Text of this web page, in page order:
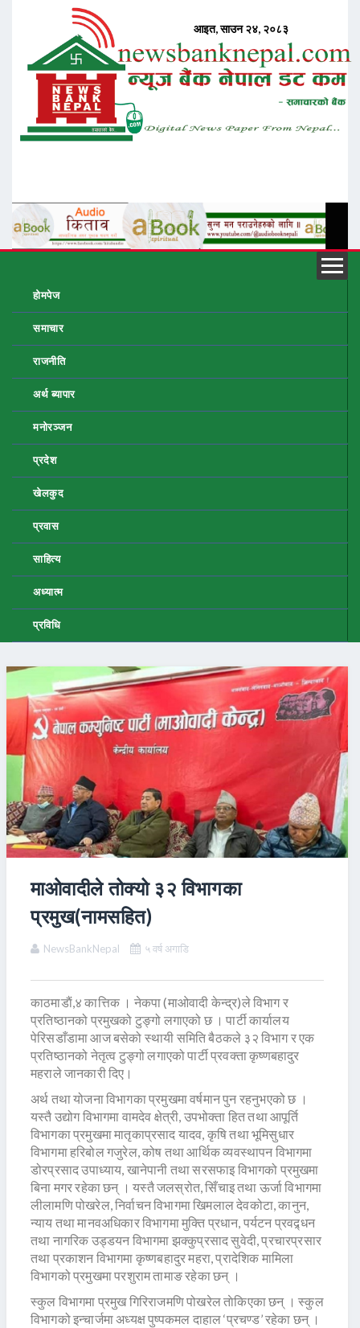
होमपेज
समाचार
राजनीति
अर्थ ब्यापार
मनोरञ्जन
प्रदेश
खेलकुद
प्रवास
साहित्य
अध्यात्म
प्रविधि
माओवादीले तोक्यो ३२ विभागका
प्रमुख(नामसहित)
NewsBankNepal ५ वर्ष अगाडि
काठमाडाैं,४ कात्तिक । नेकपा (माओवादी केन्द्र)ले विभाग र
प्रतिष्ठानको प्रमुखको टुङ्गो लगाएको छ । पार्टी कार्यालय
पेरिसडाँडामा आज बसेको स्थायी समिति बैठकले ३२ विभाग र एक
प्रतिष्ठानको नेतृत्व टुङ्गो लगाएको पार्टी प्रवक्ता कृष्णबहादुर
महराले जानकारी दिए।
अर्थ तथा योजना विभागका प्रमुखमा वर्षमान पुन रहनुभएको छ ।
यस्तै उद्योग विभागमा वामदेव क्षेत्री, उपभोक्ता हित तथा आपूर्ति
विभागका प्रमुखमा मातृकाप्रसाद यादव, कृषि तथा भूमिसुधार
विभागमा हरिबोल गजुरेल, कोष तथा आर्थिक व्यवस्थापन विभागमा
डोरप्रसाद उपाध्याय, खानेपानी तथा सरसफाइ विभागको प्रमुखमा
बिना मगर रहेका छन् । यस्तै जलस्रोत, सिँचाइ तथा ऊर्जा विभागमा
लीलामणि पोखरेल, निर्वाचन विभागमा खिमलाल देवकोटा, कानुन,
न्याय तथा मानवअधिकार विभागमा मुक्ति प्रधान, पर्यटन प्रवद्र्धन
तथा नागरिक उड्डयन विभागमा झक्कुप्रसाद सुवेदी, प्रचारप्रसार
तथा प्रकाशन विभागमा कृष्णबहादुर महरा, प्रादेशिक मामिला
विभागको प्रमुखमा परशुराम तामाङ रहेका छन् ।
स्कुल विभागमा प्रमुख गिरिराजमणि पोखरेल ताेकिएका छन् । स्कुल
विभागको इन्चार्जमा अध्यक्ष पुष्पकमल दाहाल ‘प्रचण्ड’ रहेका छन् ।